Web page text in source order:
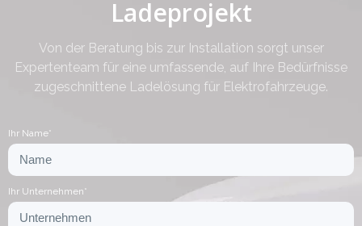
Ladeprojekt
Von der Beratung bis zur Installation sorgt unser
Expertenteam für eine umfassende, auf Ihre Bedürfnisse
zugeschnittene Ladelösung für Elektrofahrzeuge.
Ihr Name*
Ihr Unternehmen*